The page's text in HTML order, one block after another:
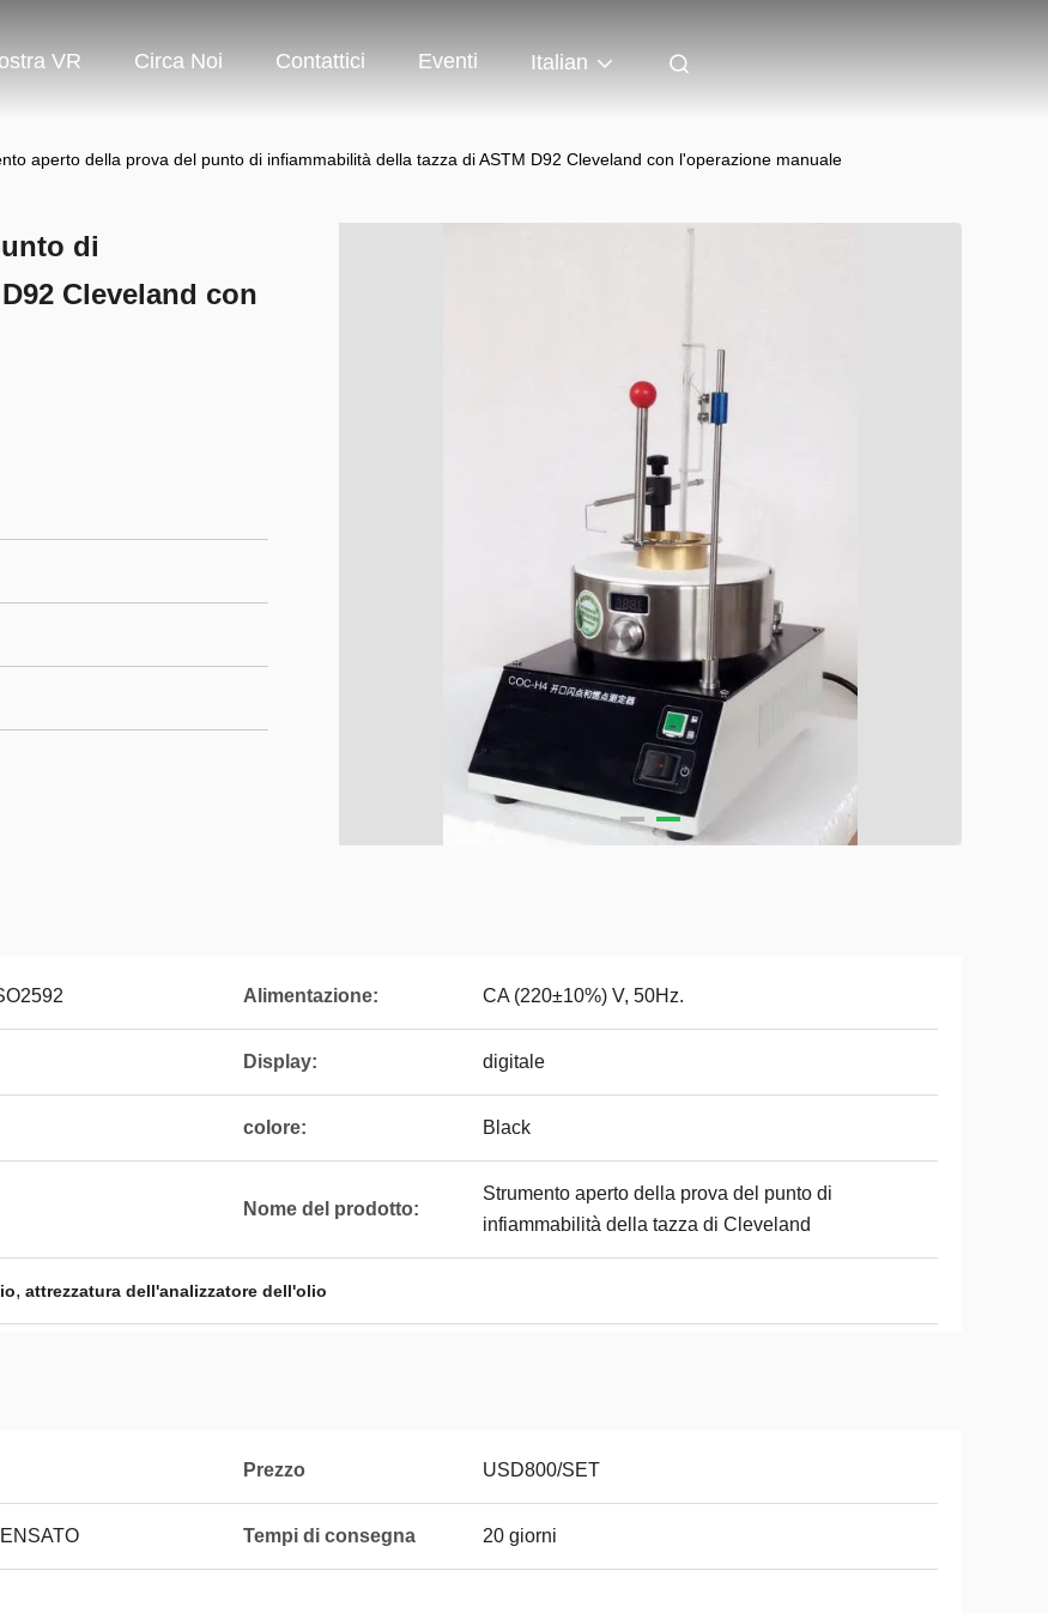
VR Circa Noi Contattici Eventi Italian
aperto della prova del punto di infiammabilità della tazza di ASTM D92 Cleveland con l'operazione manuale
di
Cleveland con
Alimentazione: CA (220±10%) V, 50Hz.
Display: digitale
colore: Black
Nome del prodotto:
Strumento aperto della prova del punto di
infiammabilità della tazza di Cleveland
, attrezzatura dell'analizzatore dell'olio
Prezzo USD800/SET
Tempi di consegna 20 giorni